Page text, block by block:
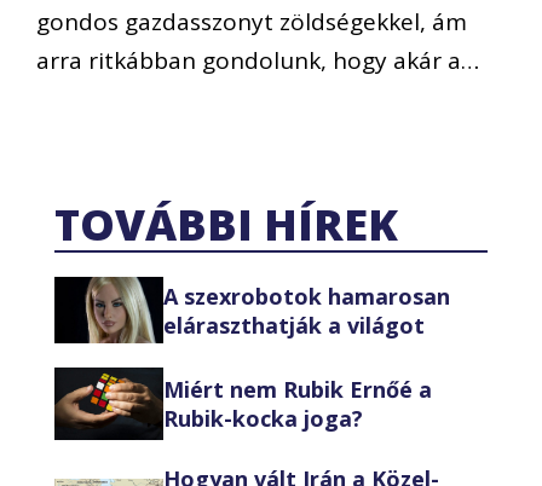
gondos gazdasszonyt zöldségekkel, ám
arra ritkábban gondolunk, hogy akár a…
TOVÁBBI HÍREK
A szexrobotok hamarosan
eláraszthatják a világot
Miért nem Rubik Ernőé a
Rubik-kocka joga?
Hogyan vált Irán a Közel-